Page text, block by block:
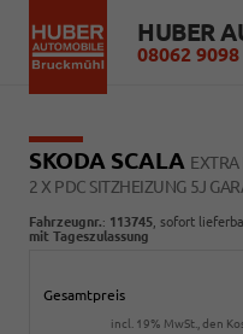
08062 9098
SKODA SCALA
2 X PDC SITZHEIZUNG 5J
Fahrzeugnr.: 113745 sofort
mit Tageszulassung
Gesamtpreis
incl. 19% MwSt., den